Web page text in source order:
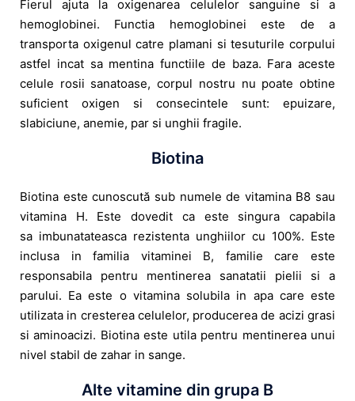
Fierul ajuta la oxigenarea celulelor sanguine si a
hemoglobinei. Functia hemoglobinei este de a
transporta oxigenul catre plamani si tesuturile corpului
astfel incat sa mentina functiile de baza. Fara aceste
celule rosii sanatoase, corpul nostru nu poate obtine
suficient oxigen si consecintele sunt: epuizare,
slabiciune, anemie, par si unghii fragile.
Biotina
Biotina este cunoscută sub numele de vitamina B8 sau
vitamina H. Este dovedit ca este singura capabila
sa imbunatateasca rezistenta unghiilor cu 100%. Este
inclusa in familia vitaminei B, familie care este
responsabila pentru mentinerea sanatatii pielii si a
parului. Ea este o vitamina solubila in apa care este
utilizata in cresterea celulelor, producerea de acizi grasi
si aminoacizi. Biotina este utila pentru mentinerea unui
nivel stabil de zahar in sange.
Alte vitamine din grupa B